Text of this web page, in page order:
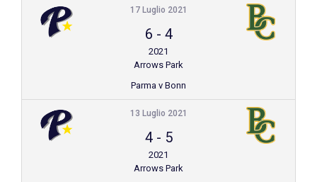
17 Luglio 2021
6 - 4
2021
Arrows Park
Parma v Bonn
13 Luglio 2021
4- 5
2021
Arrows Park